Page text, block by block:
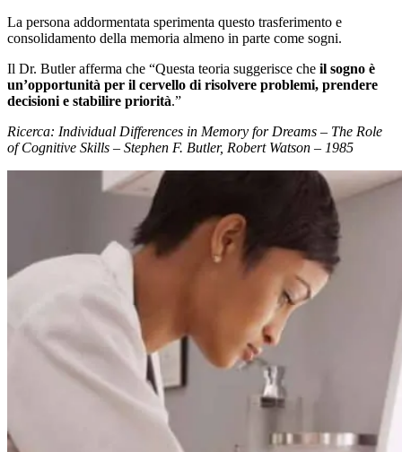
La persona addormentata sperimenta questo trasferimento e
consolidamento della memoria almeno in parte come sogni.
Il Dr. Butler afferma che “Questa teoria suggerisce che il sogno è
un’opportunità per il cervello di risolvere problemi, prendere
decisioni e stabilire priorità.”
Ricerca: Individual Differences in Memory for Dreams – The Role
of Cognitive Skills – Stephen F. Butler, Robert Watson – 1985